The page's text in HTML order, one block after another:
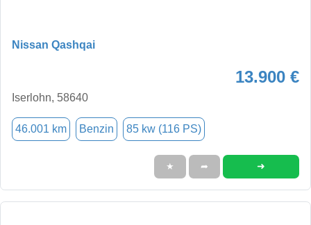
Nissan Qashqai
13.900 €
Iserlohn, 58640
46.001 km Benzin 85 kw (116 PS)
★ ➦ ➜